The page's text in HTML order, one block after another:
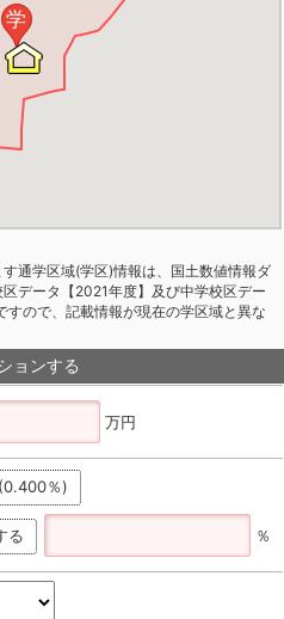
学
通学区域(学区)情報は、国土数値情報ダ
データ【2021年度】及び中学校区デー
ので、記載情報が現在の学区域と異な
ョンする
万円
％)
る ％